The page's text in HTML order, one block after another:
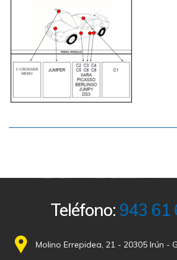
Teléfono: 943 61
Molino Errepidea, 21 - 20305 Irún -